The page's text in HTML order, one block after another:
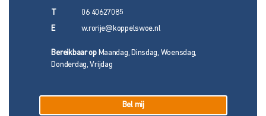
06 40627085
E w.rorije@koppelswoe.nl
Bereikbaar opMaandag, Dinsdag, Woensdag,
Donderdag, Vrijdag
Bel mij